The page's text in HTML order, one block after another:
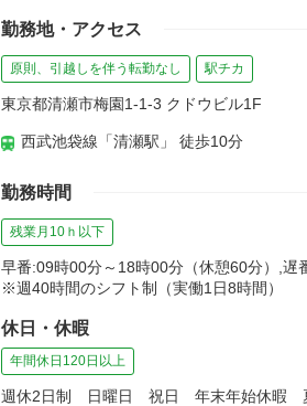
勤務地・アクセス
原則、引越しを伴う転勤なし 駅チカ
東京都清瀬市梅園1-1-3 クドウビル1F
西武池袋線「清瀬駅」 徒歩10分
勤務時間
残業月10ｈ以下
早番:09時00分～18時00分（休憩60分）,遅
※週40時間のシフト制（実働1日8時間）
休日・休暇
年間休日120日以上
週休2日制 日曜日 祝日 年末年始休暇